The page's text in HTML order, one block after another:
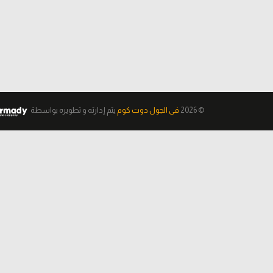
© 2026 فى الجول دوت كوم يتم إدارته و تطويره بواسطة